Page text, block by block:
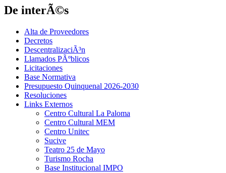
De interÃ©s
Alta de Proveedores
Decretos
DescentralizaciÃ³n
Llamados PÃºblicos
Licitaciones
Base Normativa
Presupuesto Quinquenal 2026-2030
Resoluciones
Links Externos
Centro Cultural La Paloma
Centro Cultural MEM
Centro Unitec
Sucive
Teatro 25 de Mayo
Turismo Rocha
Base Institucional IMPO